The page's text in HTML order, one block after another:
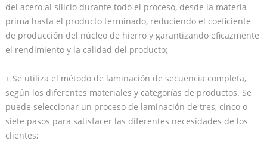
del acero al silicio durante todo el proceso, desde la materia
prima hasta el producto terminado, reduciendo el coeficiente
de producción del núcleo de hierro y garantizando eficazmente
el rendimiento y la calidad del producto;
+ Se utiliza el método de laminación de secuencia completa,
según los diferentes materiales y categorías de productos. Se
puede seleccionar un proceso de laminación de tres, cinco o
siete pasos para satisfacer las diferentes necesidades de los
clientes;